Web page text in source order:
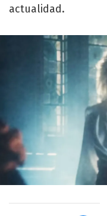
actualidad.